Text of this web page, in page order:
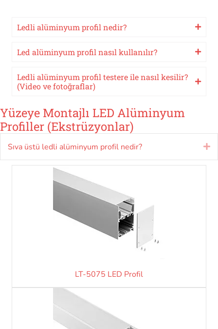
Ledli alüminyum profil nedir?
Led alüminyum profil nasıl kullanılır?
Ledli alüminyum profil testere ile nasıl kesilir?
(Video ve fotoğraflar)
Yüzeye Montajlı LED Alüminyum
Profiller (Ekstrüzyonlar)
Sıva üstü ledli alüminyum profil nedir?
LT-5075 LED Profil